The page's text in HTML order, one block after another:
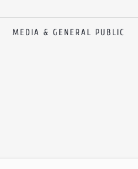
MEDIA & GENERAL PUBLIC